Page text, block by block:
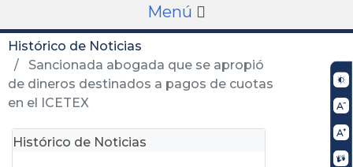
Menú
Histórico de Noticias
Sancionada abogada que se apropió
de dineros destinados a pagos de cuotas
en el ICETEX
Histórico de Noticias